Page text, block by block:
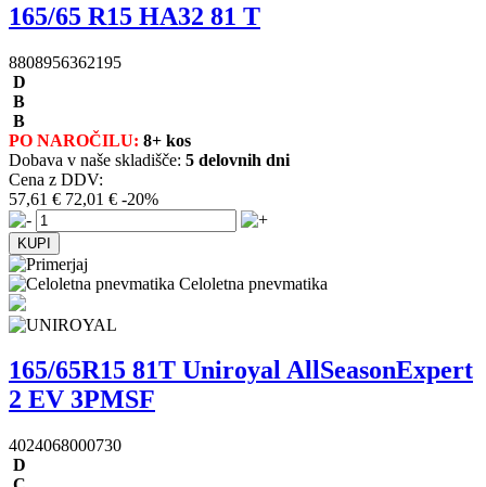
165/65 R15 HA32 81 T
8808956362195
D
B
B
PO NAROČILU: 8+ kos
Dobava v naše skladišče: 5 delovnih dni
Cena z DDV:
57,61 € 72,01 € -20%
Celoletna pnevmatika
165/65R15 81T Uniroyal AllSeasonExpert
2 EV 3PMSF
4024068000730
D